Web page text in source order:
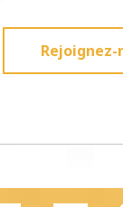
Rejoignez-